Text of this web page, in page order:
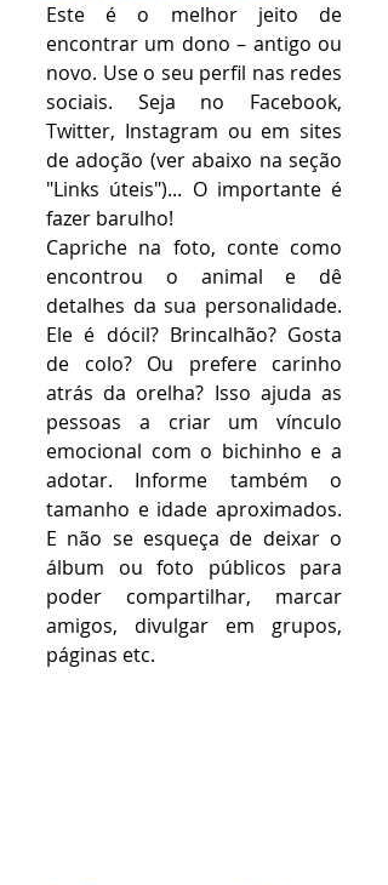
Este é o melhor jeito de
encontrar um dono – antigo ou
novo. Use o seu perfil nas redes
sociais. Seja no Facebook,
Twitter, Instagram ou em sites
de adoção (ver abaixo na seção
"Links úteis")... O importante é
fazer barulho!
Capriche na foto, conte como
encontrou o animal e dê
detalhes da sua personalidade.
Ele é dócil? Brincalhão? Gosta
de colo? Ou prefere carinho
atrás da orelha? Isso ajuda as
pessoas a criar um vínculo
emocional com o bichinho e a
adotar. Informe também o
tamanho e idade aproximados.
E não se esqueça de deixar o
álbum ou foto públicos para
poder compartilhar, marcar
amigos, divulgar em grupos,
páginas etc.